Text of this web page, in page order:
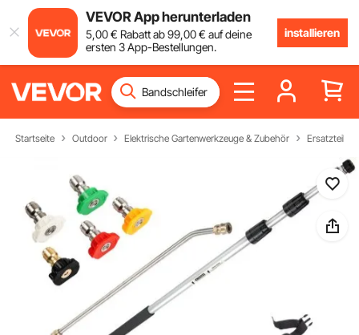
VEVOR App herunterladen
5,00€ Rabatt ab99,00€ auf deine
ersten 3 App-Bestellungen.
installieren
Startseite Outdoor Elektrische Gartenwerkzeuge & Zubehör Ersatzteile